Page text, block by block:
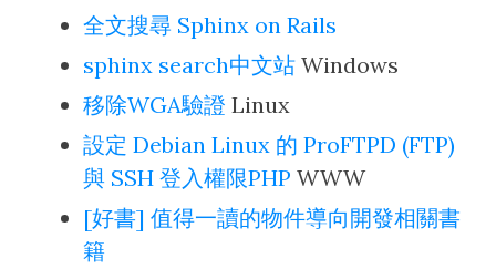
全文搜尋 Sphinx on Rails
sphinx search中文站 Windows
移除WGA驗證 Linux
設定 Debian Linux 的 ProFTPD (FTP)
與 SSH 登入權限PHP WWW
[好書] 值得一讀的物件導向開發相關書
籍